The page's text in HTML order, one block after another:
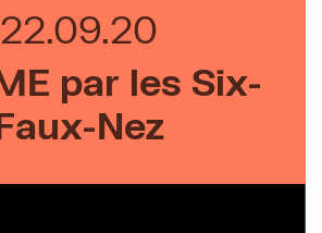
22.09.20
par les Six-
Nez